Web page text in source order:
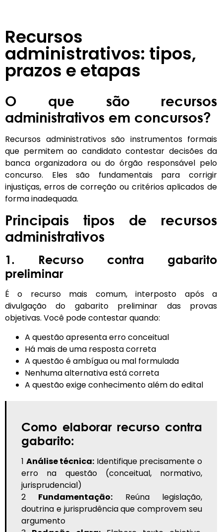
Recursos
administrativos: tipos,
prazos e etapas
O que são recursos
administrativos em concursos?
Recursos administrativos são instrumentos formais
que permitem ao candidato contestar decisões da
banca organizadora ou do órgão responsável pelo
concurso. Eles são fundamentais para corrigir
injustiças, erros de correção ou critérios aplicados de
forma inadequada.
Principais tipos de recursos
administrativos
1. Recurso contra gabarito
preliminar
É o recurso mais comum, interposto após a
divulgação do gabarito preliminar das provas
objetivas. Você pode contestar quando:
A questão apresenta erro conceitual
Há mais de uma resposta correta
A questão é ambígua ou mal formulada
Nenhuma alternativa está correta
A questão exige conhecimento além do edital
Como elaborar recurso contra
gabarito:
1 Análise técnica: Identifique precisamente o
erro na questão (conceitual, normativo,
jurisprudencial)
2
Fundamentação: Reúna legislação,
doutrina e jurisprudência que comprovem seu
argumento